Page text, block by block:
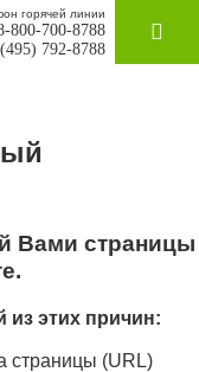
горячей линии
800-700-8788
792-8788
Вами страницы
из этих причин:
страницы (URL)